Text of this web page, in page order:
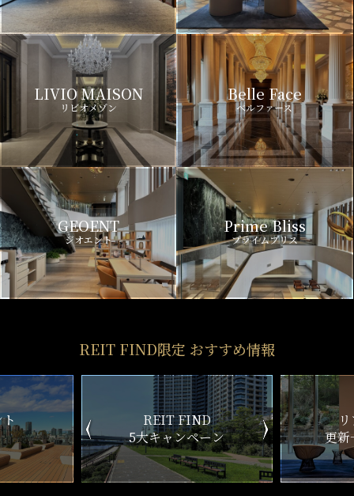
LIVIO MAISON
リビオメゾン
Belle Face
ベルファース
GEOENT
ジオエント
Prime Bliss
プライムブリス
REIT FIND限定 おすすめ情報
ン
リアルタイム
更新一覧チェック
新